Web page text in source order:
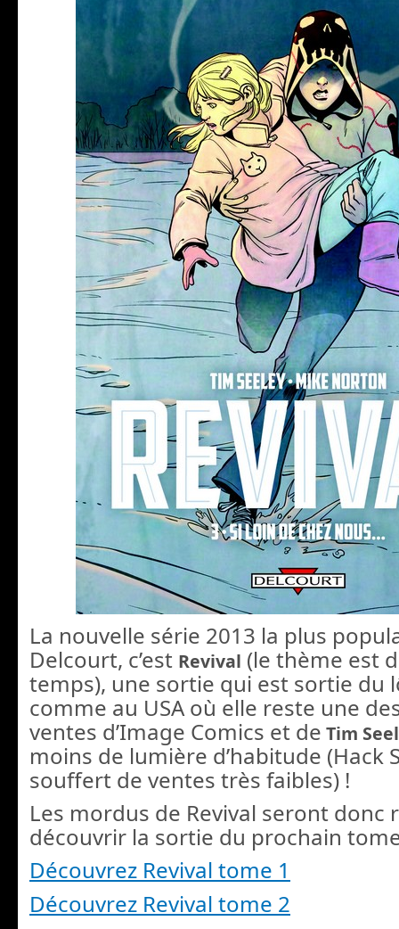
La nouvelle série 2013 la plus
Delcourt, c’est Revival (le thème est
temps), une sortie qui est sortie du
comme au USA où elle reste une
ventes d’Image Comics et de Tim
moins de lumière d’habitude (Hack
souffert de ventes très faibles) !
Les mordus de Revival seront donc
découvrir la sortie du prochain
Découvrez Revival tome 1
Découvrez Revival tome 2